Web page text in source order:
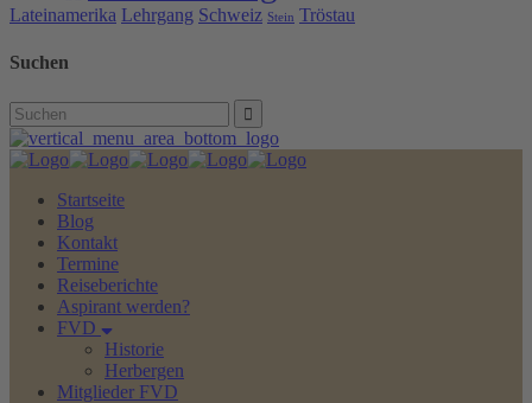
Lateinamerika Lehrgang Schweiz Stein Tröstau
Suchen
Search
for:
Startseite
Blog
Kontakt
Termine
Reiseberichte
Aspirant werden?
FVD
Historie
Herbergen
Mitglieder FVD